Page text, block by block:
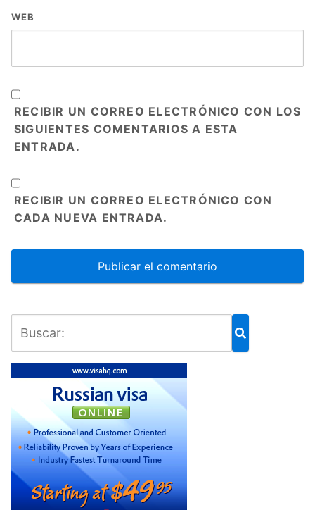
WEB
RECIBIR UN CORREO ELECTRÓNICO CON LOS
SIGUIENTES COMENTARIOS A ESTA
ENTRADA.
RECIBIR UN CORREO ELECTRÓNICO CON
CADA NUEVA ENTRADA.